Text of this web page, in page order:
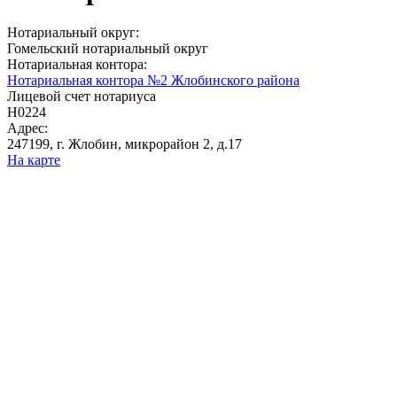
Нотариальный округ:
Гомельский нотариальный округ
Нотариальная контора:
Нотариальная контора №2 Жлобинского района
Лицевой счет нотариуса
Н0224
Адрес:
247199, г. Жлобин, микрорайон 2, д.17
На карте